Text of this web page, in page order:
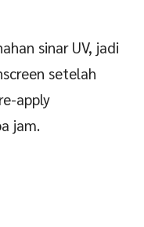
sinar UV, jadi
setelah
apply
jam.